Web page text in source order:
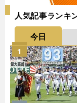
人気記事ランキ
今日
1